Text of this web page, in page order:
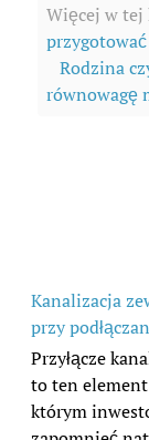
Więcej w tej
Rodzina
równowagę
Kanalizacja
przy
Przyłącze
to ten
którym